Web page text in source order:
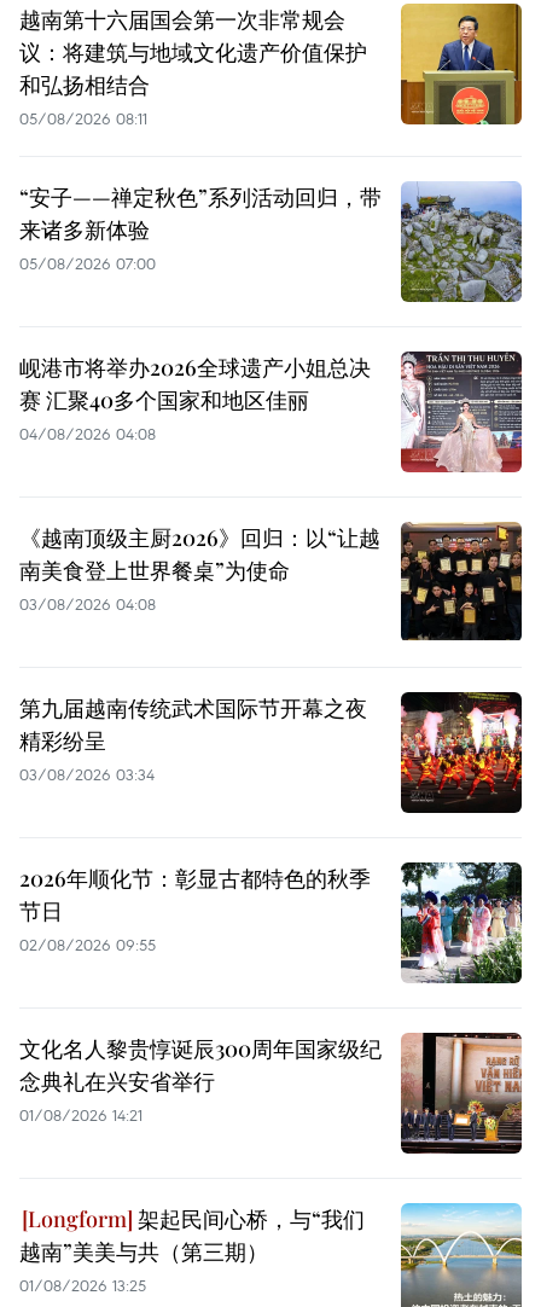
越南第十六届国会第一次非常规会
议：将建筑与地域文化遗产价值保护
和弘扬相结合
05/08/2026 08:11
“安子——禅定秋色”系列活动回归，带
来诸多新体验
05/08/2026 07:00
岘港市将举办2026全球遗产小姐总决
赛 汇聚40多个国家和地区佳丽
04/08/2026 04:08
《越南顶级主厨2026》回归：以“让越
南美食登上世界餐桌”为使命
03/08/2026 04:08
第九届越南传统武术国际节开幕之夜
精彩纷呈
03/08/2026 03:34
2026年顺化节：彰显古都特色的秋季
节日
02/08/2026 09:55
文化名人黎贵惇诞辰300周年国家级纪
念典礼在兴安省举行
01/08/2026 14:21
架起民间心桥，与“我们
越南”美美与共（第三期）
01/08/2026 13:25